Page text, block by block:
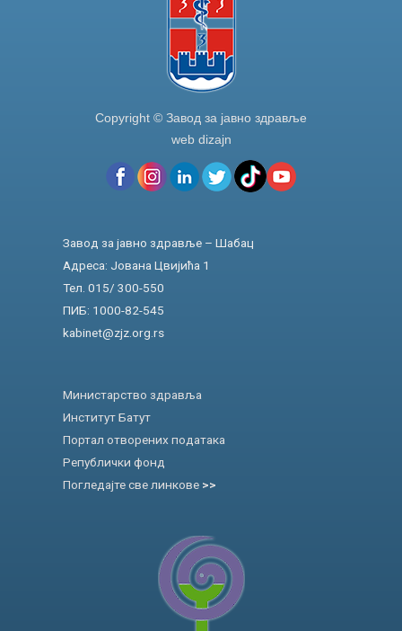
Copyright © Завод за јавно здравље
web dizajn
Завод за јавно здравље – Шабац
Адреса: Јована Цвијића 1
Тел. 015/ 300-550
ПИБ: 1000-82-545
kabinet@zjz.org.rs
Министарство здравља
Институт Батут
Портал отворених података
Републички фонд
Погледајте све линкове >>